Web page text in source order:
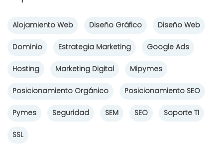
Alojamiento Web Diseño Gráfico Diseño Web
Dominio Estrategia Marketing Google Ads
Hosting Marketing Digital Mipymes
Posicionamiento Orgánico Posicionamiento SEO
Pymes Seguridad SEM SEO Soporte TI
SSL